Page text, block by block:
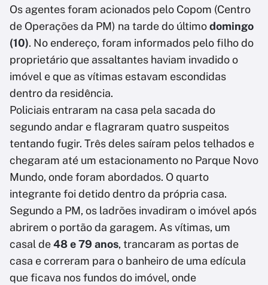
Os agentes foram acionados pelo Copom (Centro
de Operações da PM) na tarde do últimodomingo
(10). No endereço, foram informados pelo filho do
proprietário que assaltantes haviam invadido o
imóvel e que as vítimas estavam escondidas
dentro da residência.
Policiais entraram na casa pela sacada do
segundo andar e flagraram quatro suspeitos
tentando fugir. Três deles saíram pelos telhados e
chegaram até um estacionamento no Parque Novo
Mundo, onde foram abordados. O quarto
integrante foi detido dentro da própria casa.
Segundo a PM, os ladrões invadiram o imóvel após
abrirem o portão da garagem. As vítimas, um
casal de48 e 79 anos, trancaram as portas de
casa e correram para o banheiro de uma edícula
que ficava nos fundos do imóvel, onde